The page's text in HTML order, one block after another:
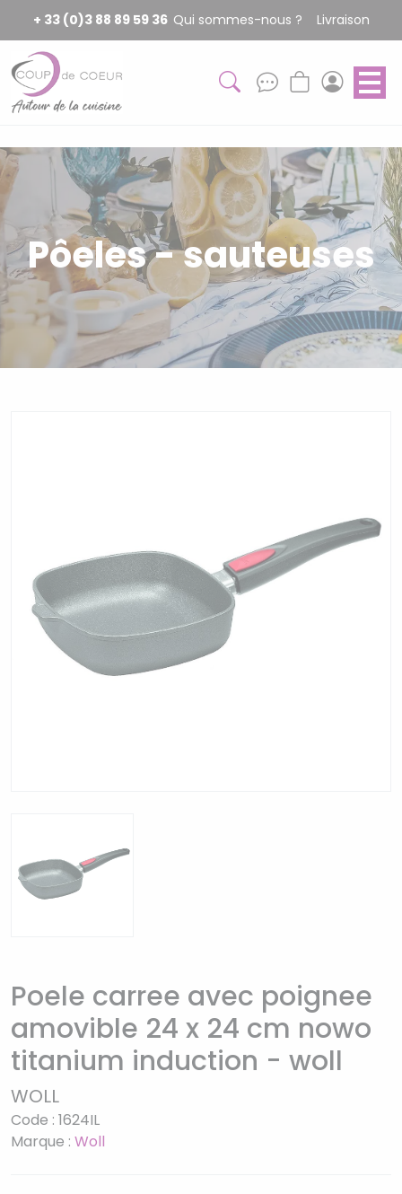
+ 33 (0)3 88 89 59 36 Qui sommes-nous ? Livraison
Pôeles - sauteuses
Poele carree avec poignee
amovible 24 x 24 cm nowo
titanium induction - woll
WOLL
Code : 1624IL
Marque : Woll
Panneau de gestion des cookies